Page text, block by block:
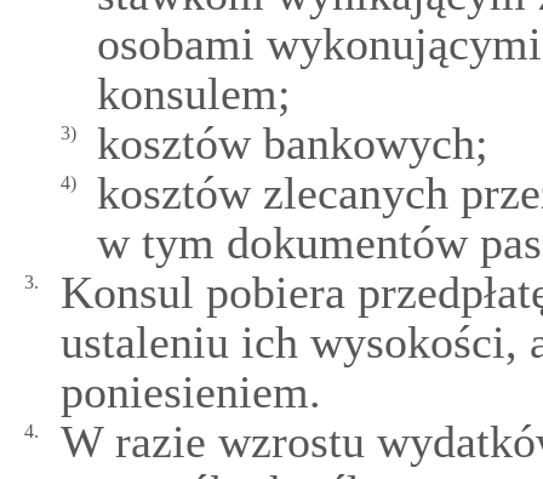
osobami
konsulem;
3) kosztów bankowych;
4)
kosztów zlecanych
w tym dokumentów
3.
Konsul pobiera
ustaleniu ich wysokości,
poniesieniem.
4.
W razie wzrostu